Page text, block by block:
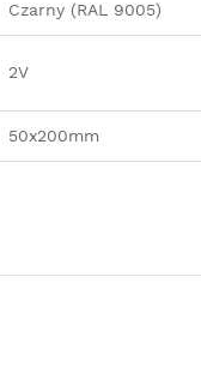
Czarny (RAL 9005)
2V
50x200mm